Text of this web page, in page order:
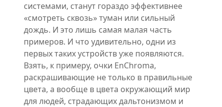
системами, станут гораздо эффективнее
«смотреть сквозь» туман или сильный
дождь. И это лишь самая малая часть
примеров. И что удивительно, одни из
первых таких устройств уже появляются.
Взять, к примеру, очки EnChroma,
раскрашивающие не только в правильные
цвета, а вообще в цвета окружающий мир
для людей, страдающих дальтонизмом и